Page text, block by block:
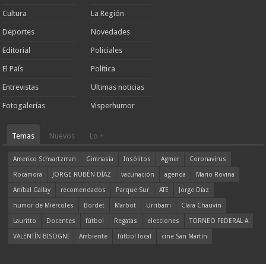
Cultura
Deportes
Editorial
El País
Entrevistas
Fotogalerías
La Región
Novedades
Policiales
Política
Ultimas noticias
Visperhumor
Temas Nuevos Lo +
Americo Schvartzman Gimnasia Insólitos Agmer
Coronavirus
Rocamora
JORGE RUBÉN DÍAZ vacunación agenda
Mario Rovina
Aníbal Gallay
recomendados Parque Sur ATE
Jorge Díaz
humor de Miércoles
Bordet Marbot Urribarri
Clara Chauvín
Lauritto
Docentes fútbol Regatas elecciones
TORNEO FEDERAL A
VALENTÍN BISOGNI
Ambiente fútbol local cine San Martín